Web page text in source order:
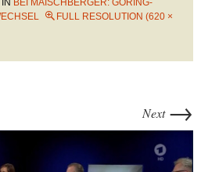
IN BEI MAISCHBERGER: GÖRING-
FULL RESOLUTION (620 ×
Next →